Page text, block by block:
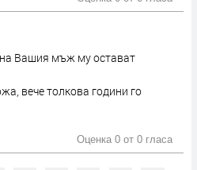
Вашия мъж му остават
вече толкова години го
Оценка 0 от 0 гласа